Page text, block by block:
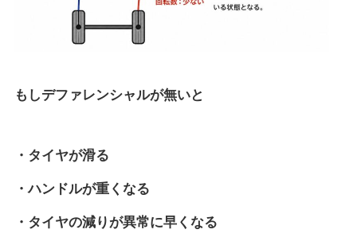
もしデファレンシャルが無いと
・タイヤが滑る
・ハンドルが重くなる
・タイヤの減りが異常に早くなる